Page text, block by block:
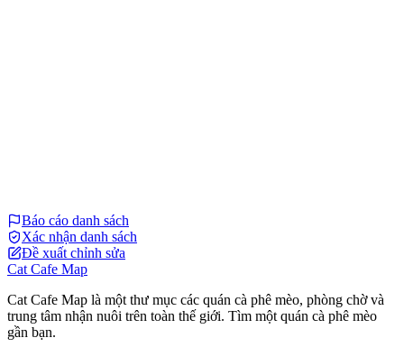
Báo cáo danh sách
Xác nhận danh sách
Đề xuất chỉnh sửa
Cat Cafe Map
Cat Cafe Map là một thư mục các quán cà phê mèo, phòng chờ và
trung tâm nhận nuôi trên toàn thế giới. Tìm một quán cà phê mèo
gần bạn.